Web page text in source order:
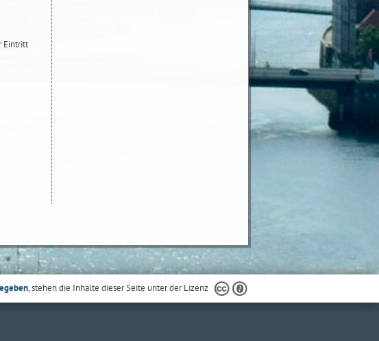
Eintritt
, stehen die Inhalte dieser Seite unter der Lizenz